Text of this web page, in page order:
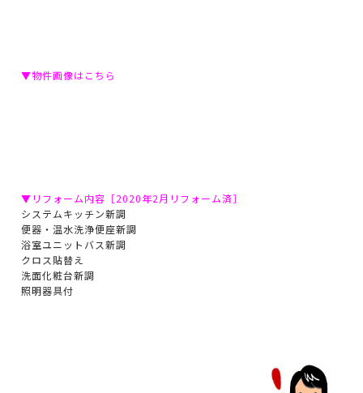
▼物件画像はこちら
▼リフォーム内容［2020年2月リフォーム済］
システムキッチン新調
便器・温水洗浄便座新調
浴室ユニットバス新調
クロス貼替え
洗面化粧台新調
照明器具付